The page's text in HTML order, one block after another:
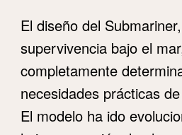
El diseño del
supervivencia bajo el
completamente
necesidades prácticas
El modelo ha ido